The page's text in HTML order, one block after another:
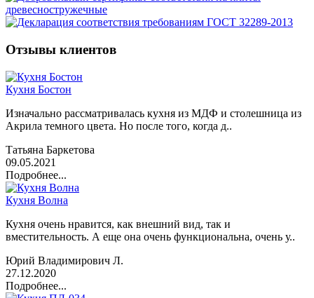
Отзывы клиентов
Кухня Бостон
Изначально рассматривалась кухня из МДФ и столешница из
Акрила темного цвета. Но после того, когда д..
Татьяна Баркетова
09.05.2021
Подробнее...
Кухня Волна
Кухня очень нравится, как внешний вид, так и
вместительность. А еще она очень функциональна, очень у..
Юрий Владимирович Л.
27.12.2020
Подробнее...